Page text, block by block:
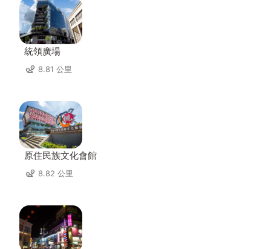
統領廣場
8.81 公里
原住民族文化會館
8.82 公里